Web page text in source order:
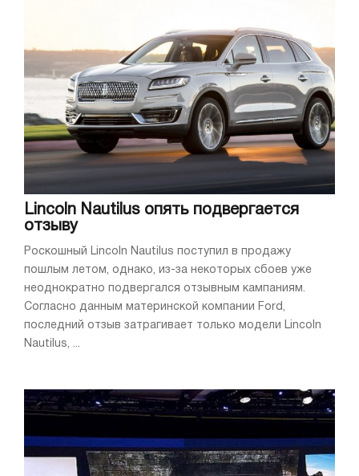
Lincoln Nautilus опять подвергается
отзыву
Роскошный Lincoln Nautilus поступил в продажу
пошлым летом, однако, из-за некоторых сбоев уже
неоднократно подвергался отзывным кампаниям.
Согласно данным материнской компании Ford,
последний отзыв затрагивает только модели Lincoln
Nautilus, ...